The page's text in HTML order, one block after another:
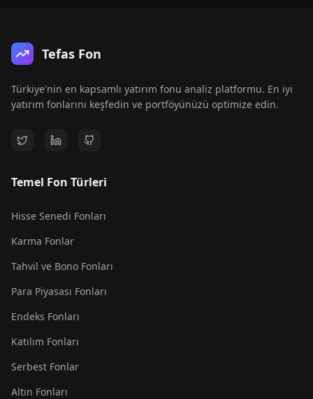
Tefas Fon
Türkiye'nin en kapsamlı yatırım fonu analiz platformu. En iyi
yatırım fonlarını keşfedin ve portföyünüzü optimize edin.
Temel Fon Türleri
Hisse Senedi Fonları
Karma Fonlar
Tahvil ve Bono Fonları
Para Piyasası Fonları
Endeks Fonları
Katılım Fonları
Serbest Fonlar
Altın Fonları